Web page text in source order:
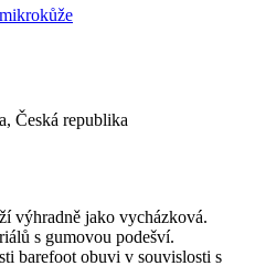
Česká republika
výhradně jako vycházková.
s gumovou podešví.
barefoot obuvi v souvislosti s